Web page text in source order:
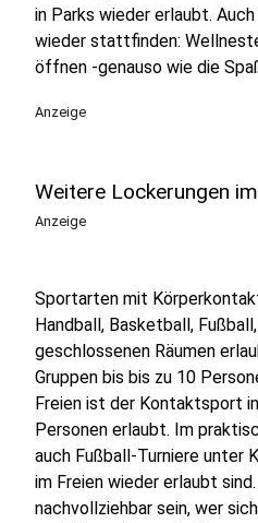
in Parks wieder erlaubt.
wieder stattfinden:
öffnen -genauso wie die
Anzeige
Weitere Lockerungen
Anzeige
Sportarten mit
Handball, Basketball,
geschlossenen Räumen
Gruppen bis bis zu 10
Freien ist der Kontaktsport
Personen erlaubt. Im
auch Fußball-Turniere unter
im Freien wieder erlaubt
nachvollziehbar sein, wer